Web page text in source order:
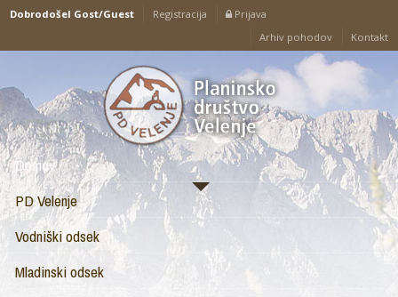
Dobrodošel Gost/Guest Registracija
Prijava
Arhiv pohodov
Kontakt
Domov
PD Velenje
Vodniški odsek
Mladinski odsek